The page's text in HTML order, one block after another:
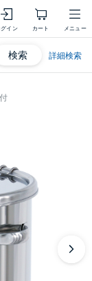
グイン カート メニュー
検索 詳細検索